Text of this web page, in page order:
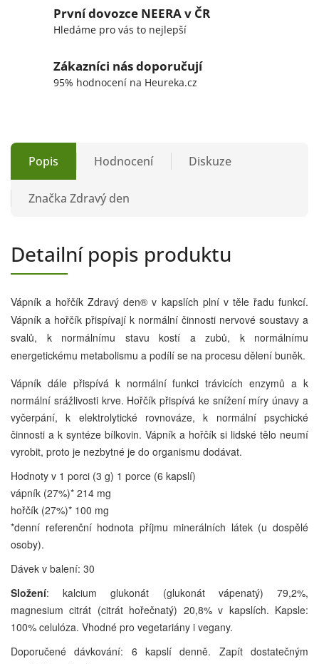
První dovozce NEERA v ČR
Hledáme pro vás to nejlepší
Zákazníci nás doporučují
95% hodnocení na Heureka.cz
Popis Hodnocení Diskuze
Značka Zdravý den
Detailní popis produktu
Vápník a hořčík Zdravý den® v kapslích plní v těle řadu funkcí.
Vápník a hořčík přispívají k normální činnosti nervové soustavy a
svalů, k normálnímu stavu kostí a zubů, k normálnímu
energetickému metabolismu a podílí se na procesu dělení buněk.
Vápník dále přispívá k normální funkci trávicích enzymů a k
normální srážlivosti krve. Hořčík přispívá ke snížení míry únavy a
vyčerpání, k elektrolytické rovnováze, k normální psychické
činnosti a k syntéze bílkovin. Vápník a hořčík si lidské tělo neumí
vyrobit, proto je nezbytné je do organismu dodávat.
Hodnoty v 1 porci (3 g) 1 porce (6 kapslí)
vápník (27%)* 214 mg
hořčík (27%)* 100 mg
*denní referenční hodnota příjmu minerálních látek (u dospělé
osoby).
Dávek v balení: 30
Složení: kalcium glukonát (glukonát vápenatý) 79,2%,
magnesium citrát (citrát hořečnatý) 20,8% v kapslích. Kapsle:
100% celulóza. Vhodné pro vegetariány i vegany.
Doporučené dávkování: 6 kapslí denně. Zapít dostatečným